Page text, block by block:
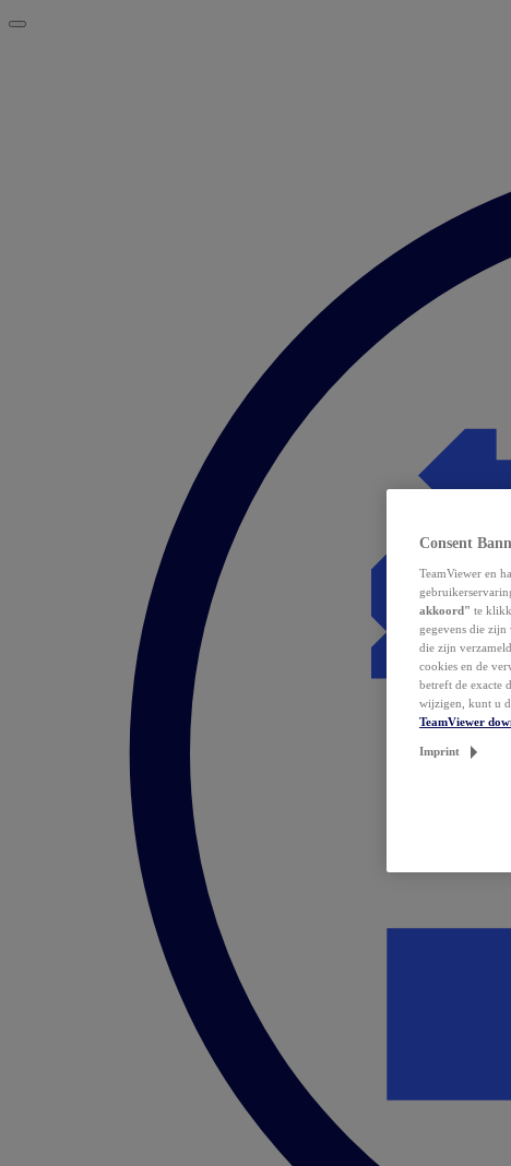
Consent
TeamViewer en
akkoord" te
gegevens die
die zijn
cookies en de
betreft de exacte
wijzigen, kunt u
TeamViewer
Imprint